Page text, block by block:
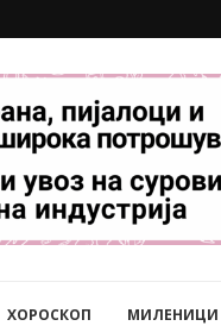
ХОРОСКОП МИЛЕНИЦИ